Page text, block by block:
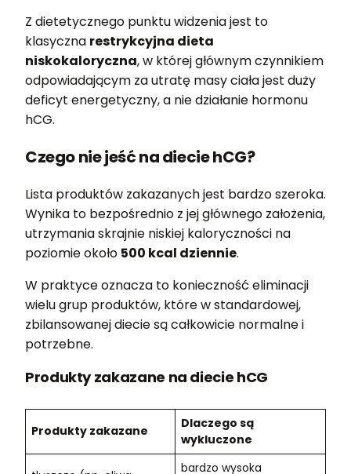
Z dietetycznego punktu widzenia jest to
klasyczna restrykcyjna dieta
niskokaloryczna, w której głównym czynnikiem
odpowiadającym za utratę masy ciała jest duży
deficyt energetyczny, a nie działanie hormonu
hCG.
Czego nie jeść na diecie hCG?
Lista produktów zakazanych jest bardzo szeroka.
Wynika to bezpośrednio z jej głównego założenia,
utrzymania skrajnie niskiej kaloryczności na
poziomie około 500 kcal dziennie.
W praktyce oznacza to konieczność eliminacji
wielu grup produktów, które w standardowej,
zbilansowanej diecie są całkowicie normalne i
potrzebne.
Produkty zakazane na diecie hCG
Produkty zakazane
Dlaczego są
wykluczone
bardzo wysoka